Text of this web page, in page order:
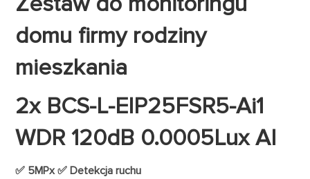
domu firmy rodziny
mieszkania
2x BCS-L-EIP25FSR5-Ai1
WDR 120dB 0.0005Lux AI
✅ 5MPx ✅ Detekcja ruchu